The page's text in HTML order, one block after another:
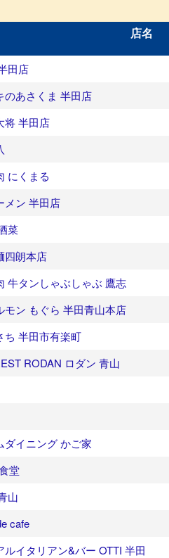
店名
田店
のあさくま 半田店
将 半田店
にくまる
メン 半田店
菜
四朗本店
牛タンしゃぶしゃぶ 鷹志
モン もぐら 半田青山本店
ち 半田市有楽町
RODAN ロダン 青山
ダイニング かご家
堂
山
cafe
ルイタリアン&バー OTTI 半田